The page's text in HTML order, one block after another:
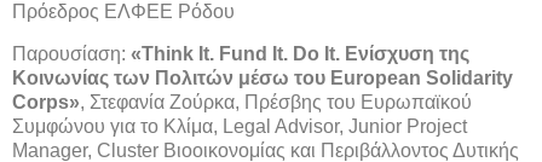
Πρόεδρος ΕΛΦΕΕ Ρόδου
Παρουσίαση: «Think It. Fund It. Do It. Ενίσχυση της
Κοινωνίας των Πολιτών μέσω του European Solidarity
Corps», Στεφανία Ζούρκα, Πρέσβης του Ευρωπαϊκού
Συμφώνου για το Κλίμα, Legal Advisor, Junior Project
Manager, Cluster Bιοοικονομίας και Περιβάλλοντος Δυτικής